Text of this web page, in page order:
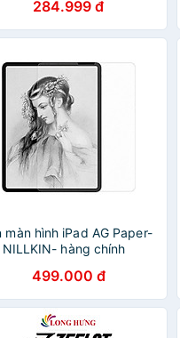
284.999 đ
màn hình iPad AG Paper-
NILLKIN- hàng chính
499.000 đ